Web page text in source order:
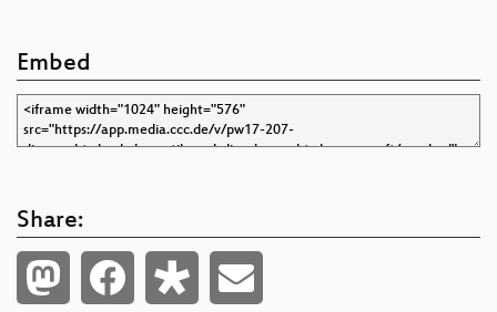
Embed
Share: